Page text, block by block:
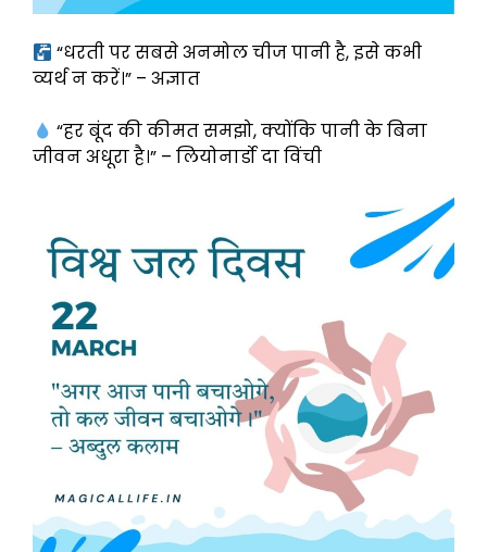
“धरती पर सबसे अनमोल चीज पानी है, इसे कभी
व्यर्थ न करें।” – अज्ञात
“हर बूंद की कीमत समझो, क्योंकि पानी के बिना
जीवन अधूरा है।” – लियोनार्डो दा विंची